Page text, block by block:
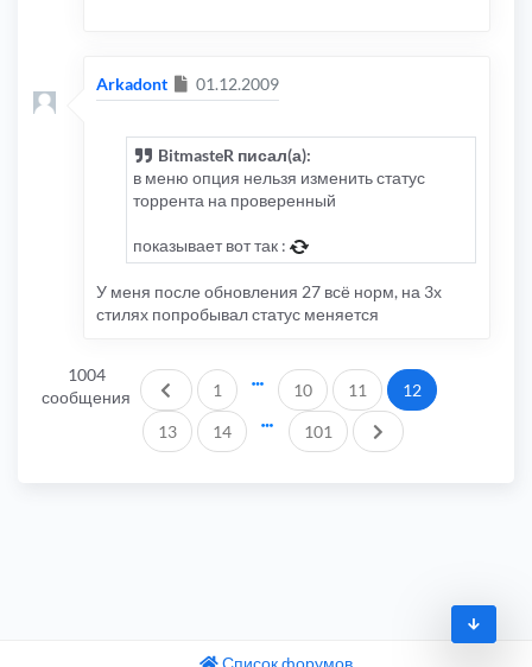
Arkadont Сообщение
01.12.2009
BitmasteR писал(а):
в меню опция нельзя изменить статус
торрента на проверенный
показывает вот так :
У меня после обновления 27 всё норм, на 3х
стилях попробывал статус меняется
1004
сообщения
Пред.1 10 11 12
13 14 101 След.
Список форумов